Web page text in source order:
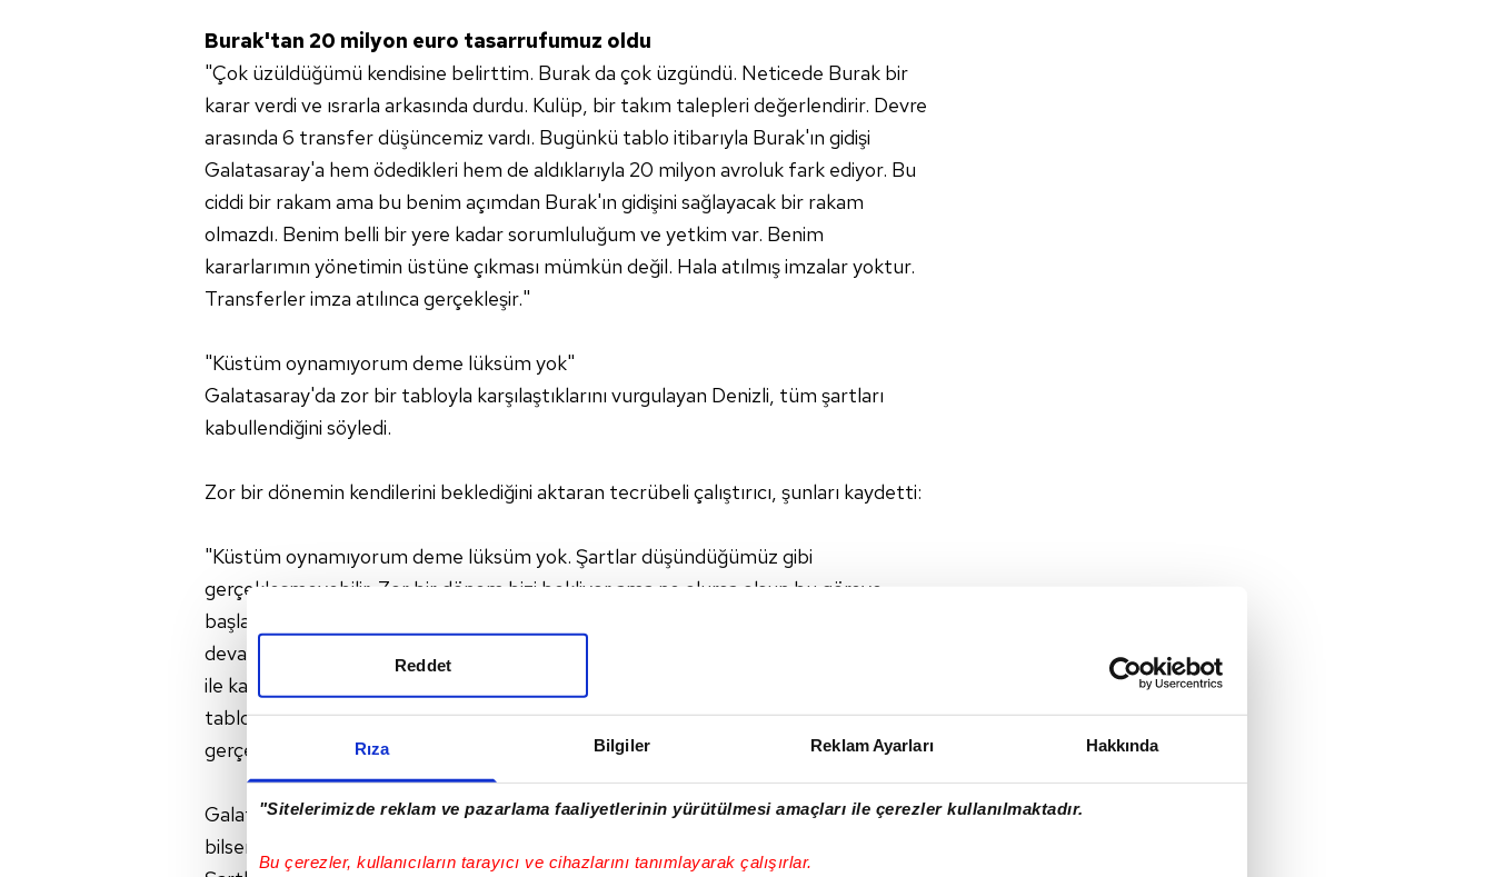
Rıza Bilgiler Reklam Ayarları Hakkında
"Sitelerimizde reklam ve pazarlama faaliyetlerinin yürütülmesi amaçları ile çerezler kullanılmaktadır.
Bu çerezler, kullanıcıların tarayıcı ve cihazlarını tanımlayarak çalışırlar.
Reddet
Burak'tan 20 milyon euro tasarrufumuz oldu
"Çok üzüldüğümü kendisine belirttim. Burak da çok üzgündü. Neticede Burak bir
karar verdi ve ısrarla arkasında durdu. Kulüp, bir takım talepleri değerlendirir. Devre
arasında 6 transfer düşüncemiz vardı. Bugünkü tablo itibarıyla Burak'ın gidişi
Galatasaray'a hem ödedikleri hem de aldıklarıyla 20 milyon avroluk fark ediyor. Bu
ciddi bir rakam ama bu benim açımdan Burak'ın gidişini sağlayacak bir rakam
olmazdı. Benim belli bir yere kadar sorumluluğum ve yetkim var. Benim
kararlarımın yönetimin üstüne çıkması mümkün değil. Hala atılmış imzalar yoktur.
Transferler imza atılınca gerçekleşir."
"Küstüm oynamıyorum deme lüksüm yok"
Galatasaray'da zor bir tabloyla karşılaştıklarını vurgulayan Denizli, tüm şartları
kabullendiğini söyledi.
Zor bir dönemin kendilerini beklediğini aktaran tecrübeli çalıştırıcı, şunları kaydetti:
"Küstüm oynamıyorum deme lüksüm yok. Şartlar düşündüğümüz gibi
gerçekleşmeyebilir. Zor bir dönem bizi bekliyor ama ne olursa olsun bu göreve
başladıktan sonra bütün şartları kabullendiğim anlamına gelir. Bu şartlar oluşursa
devam ederim, oluşmazsa devam etmem gibi düşüncem asla olmaz. Zor bir tablo
ile karşı karşıyayız ama önemli olan bu zorluklarla mücadele etmek. Düşündüğüm
tablonun ocak ayında gerçekleşmemesine, düşüncelerimizde olmayan ayrılığın
gerçekleşmesine üzüldüm."
Galatasaray'a geldiği için pişmanlık duymadığını anlatan Mustafa Denizli, "Şartları
bilsem yine gelirdim. Burası benim için farklı bir yer. Böyle bir tablo beklemiyordum.